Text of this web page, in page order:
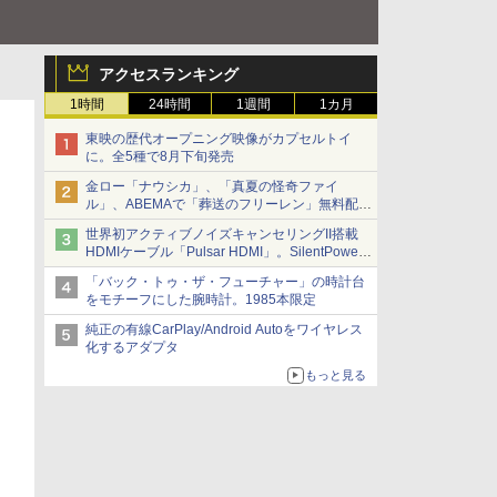
アクセスランキング
1時間 24時間 1週間 1カ月
東映の歴代オープニング映像がカプセルトイ
に。全5種で8月下旬発売
金ロー「ナウシカ」、「真夏の怪奇ファイ
ル」、ABEMAで「葬送のフリーレン」無料配信
など。夏の特番・配信情報
世界初アクティブノイズキャンセリングII搭載
HDMIケーブル「Pulsar HDMI」。SilentPower
から
「バック・トゥ・ザ・フューチャー」の時計台
をモチーフにした腕時計。1985本限定
純正の有線CarPlay/Android Autoをワイヤレス
化するアダプタ
もっと見る